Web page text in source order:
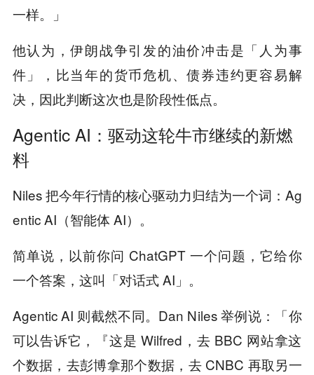
一样。」
他认为，伊朗战争引发的油价冲击是「人为事
件」，比当年的货币危机、债券违约更容易解
决，因此判断这次也是阶段性低点。
Agentic AI：驱动这轮牛市继续的新燃
料
Niles 把今年行情的核心驱动力归结为一个词：Ag
entic AI（智能体 AI）。
简单说，以前你问 ChatGPT 一个问题，它给你
一个答案，这叫「对话式 AI」。
Agentic AI 则截然不同。Dan Niles 举例说：「你
可以告诉它，『这是 Wilfred，去 BBC 网站拿这
个数据，去彭博拿那个数据，去 CNBC 再取另一